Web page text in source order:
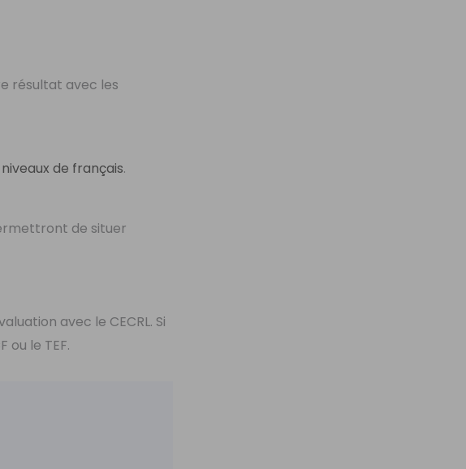
résultat avec les
niveaux de français.
de situer
avec le CECRL. Si
ou le TEF.